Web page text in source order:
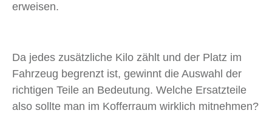
erweisen.
Da jedes zusätzliche Kilo zählt und der Platz im
Fahrzeug begrenzt ist, gewinnt die Auswahl der
richtigen Teile an Bedeutung. Welche Ersatzteile
also sollte man im Kofferraum wirklich mitnehmen?